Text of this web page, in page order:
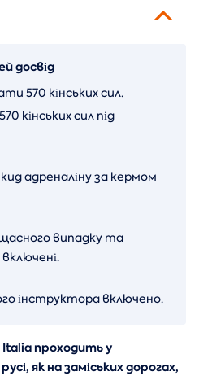
досвід
570 кінських сил.
кінських сил під
адреналіну за кермом
випадку та
інструктора включено.
Italia проходить у
як на заміських дорогах,